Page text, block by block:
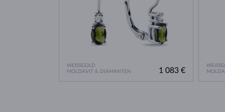
WEISSGOLD
MOLDAVIT & DIAMANTEN
1 083 €